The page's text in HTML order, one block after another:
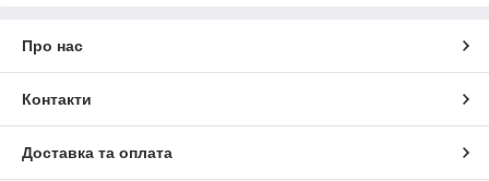
Про нас
Контакти
Доставка та оплата